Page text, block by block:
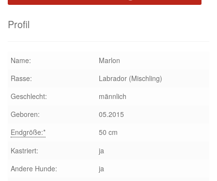
Partnertierheim in Bulgarien
Partnertierheim in Polen
Profil
Name:
Marlon
Rasse:
Labrador (Mischling)
Geschlecht:
männlich
Geboren:
05.2015
Endgröße:*
50 cm
Kastriert:
ja
Andere Hunde:
ja